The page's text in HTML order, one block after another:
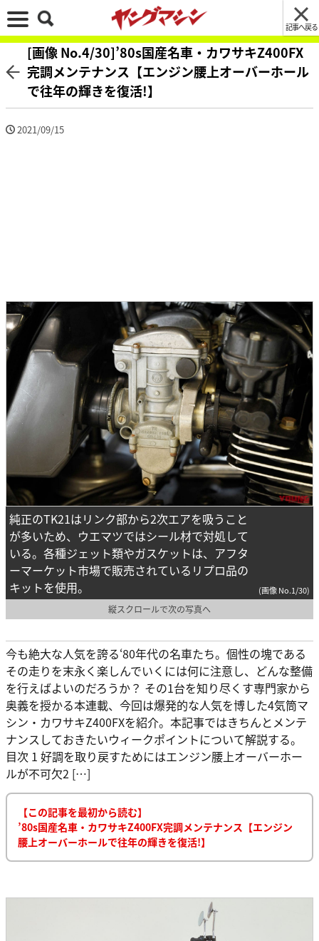
記事へ戻る
[画像 No.4/30]’80s国産名車・カワサキZ400FX
完調メンテナンス【エンジン腰上オーバーホール
で往年の輝きを復活!】
2021/09/15
純正のTK21はリンク部から2次エアを吸うこと
が多いため、ウエマツではシール材で対処して
いる。各種ジェット類やガスケットは、アフタ
ーマーケット市場で販売されているリプロ品の
キットを使用。
(画像 No.1/30)
縦スクロールで次の写真へ
今も絶大な人気を誇る‘80年代の名車たち。個性の塊である
その走りを末永く楽しんでいくには何に注意し、どんな整備
を行えばよいのだろうか？ その1台を知り尽くす専門家から
奥義を授かる本連載、今回は爆発的な人気を博した4気筒マ
シン・カワサキZ400FXを紹介。本記事ではきちんとメンテ
ナンスしておきたいウィークポイントについて解説する。
目次 1 好調を取り戻すためにはエンジン腰上オーバーホー
ルが不可欠2 […]
【この記事を最初から読む】
’80s国産名車・カワサキZ400FX完調メンテナンス【エンジン
腰上オーバーホールで往年の輝きを復活!】